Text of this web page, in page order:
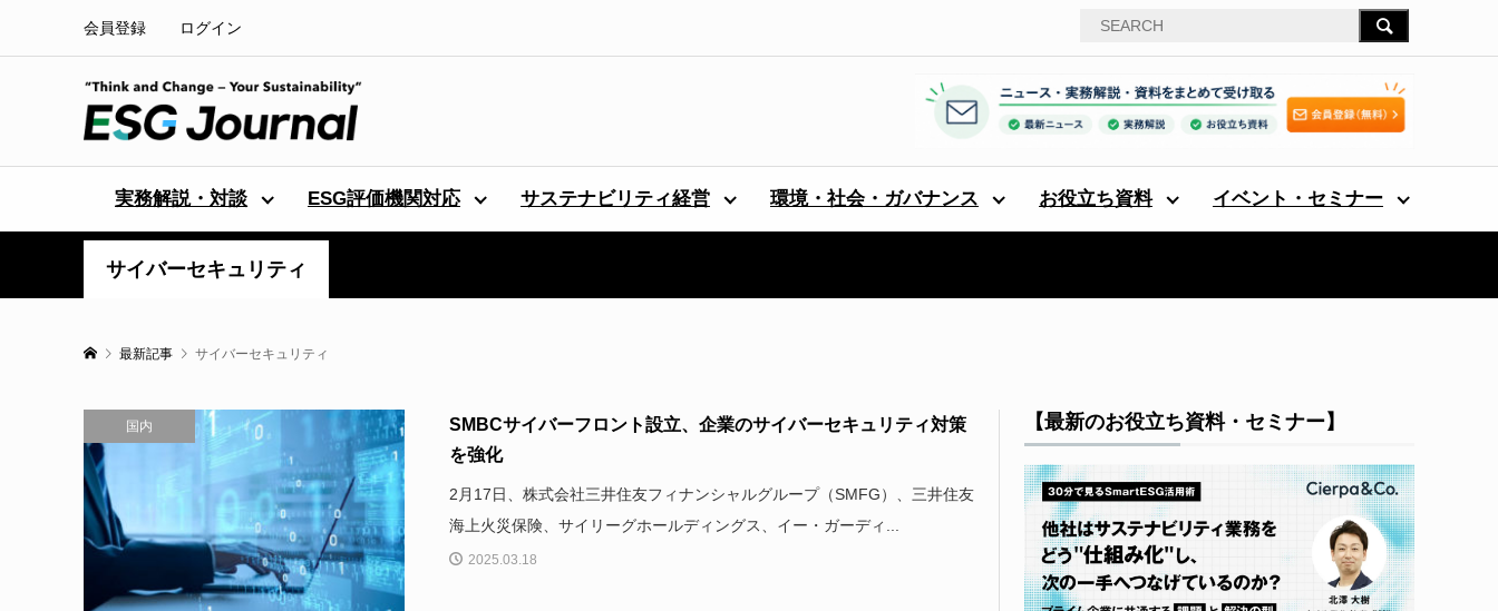
会員登録 ログイン
実務解説・対談 ESG評価機関対応 サステナビリティ経営 環境・社会・ガバナンス お役立ち資料 イベント・セミナー
サイバーセキュリティ
最新記事 サイバーセキュリティ
国内
SMBCサイバーフロント設立、企業のサイバーセキュリティ対策
を強化
2月17日、株式会社三井住友フィナンシャルグループ（SMFG）、三井住友
海上火災保険、サイリーグホールディングス、イー・ガーディ...
2025.03.18
【最新のお役立ち資料・セミナー】